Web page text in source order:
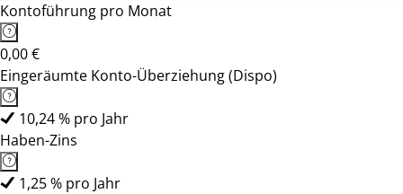
Kontoführung pro Monat
0,00 €
Eingeräumte Konto-Überziehung (Dispo)
10,24 % pro Jahr
Haben-Zins
1,25 % pro Jahr